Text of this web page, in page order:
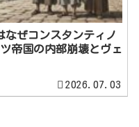
なぜコンスタンティノ
帝国の内部崩壊とヴェ
2026.07.03